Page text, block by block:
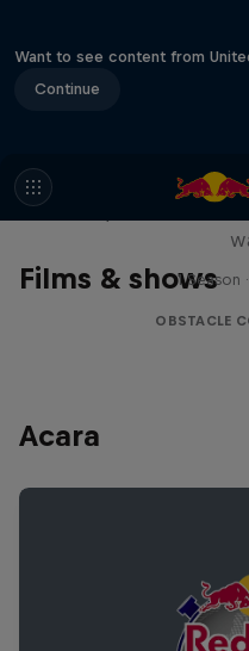
Want to see content from
Continue
Films & shows
Red Bull
1 Season
OBSTACLE
Acara